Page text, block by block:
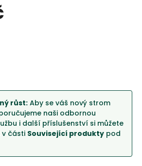
růst:Aby se váš nový strom
naši odbornou
i další příslušenství si můžete
části Související produkty pod